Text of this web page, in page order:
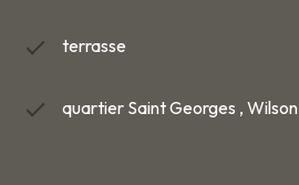
terrasse
quartier Saint Georges , Wilson